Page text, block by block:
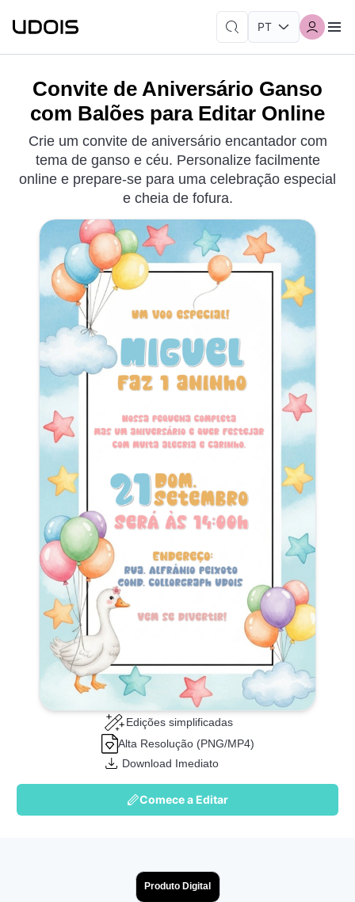
Convite de Aniversário Ganso
com Balões para Editar Online
Crie um convite de aniversário encantador com
tema de ganso e céu. Personalize facilmente
online e prepare-se para uma celebração especial
e cheia de fofura.
Edições simplificadas
Alta Resolução (PNG/MP4)
Download Imediato
Comece a Editar
Produto Digital